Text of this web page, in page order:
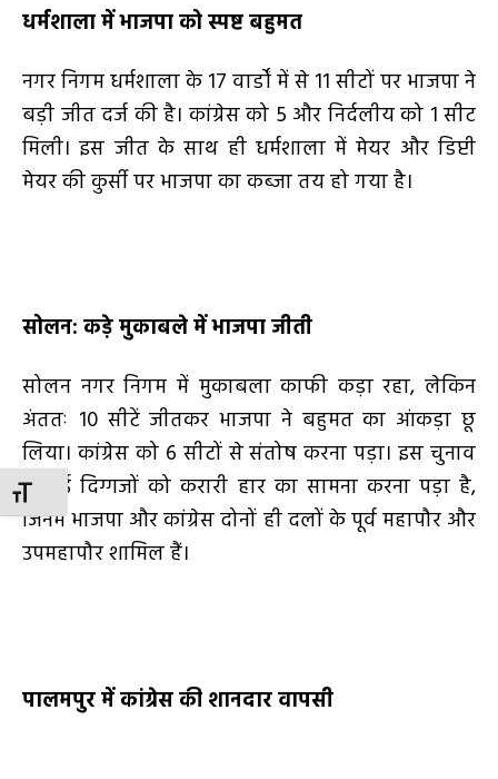
TOGGLE FONT SIZE
धर्मशाला में भाजपा को स्पष्ट बहुमत
नगर निगम धर्मशाला के 17 वार्डों में से 11 सीटों पर भाजपा ने
बड़ी जीत दर्ज की है। कांग्रेस को 5 और निर्दलीय को 1 सीट
मिली। इस जीत के साथ ही धर्मशाला में मेयर और डिप्टी
मेयर की कुर्सी पर भाजपा का कब्जा तय हो गया है।
सोलन: कड़े मुकाबले में भाजपा जीती
सोलन नगर निगम में मुकाबला काफी कड़ा रहा, लेकिन
अंततः 10सीटें जीतकर भाजपा ने बहुमत का आंकड़ा छू
लिया। कांग्रेस को 6 सीटों से संतोष करना पड़ा। इस चुनाव
में कई दिग्गजों को करारी हार का सामना करना पड़ा है,
जिनमें भाजपा और कांग्रेस दोनों ही दलों के पूर्व महापौर और
उपमहापौर शामिल हैं।
पालमपुर में कांग्रेस की शानदार वापसी